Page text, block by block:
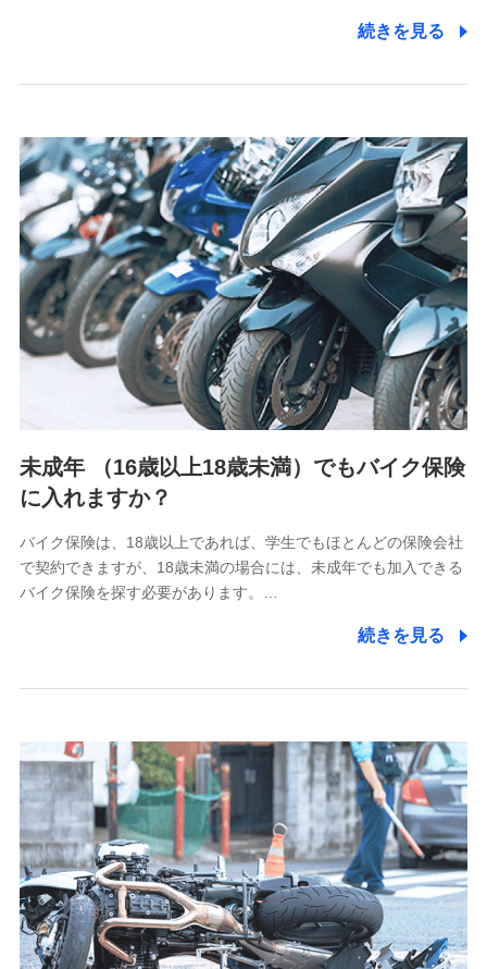
（なお、当社は複数の保険会社と取引があり、取得した個人
3.セミナー募集サイトから取得した個人情報
各種セミナーの案内、開催のため
上記に係る連絡・手続き・管理等付帯業務を行うため
4.家族・友達紹介にて取得した個人情報
被紹介者への連絡、及び当社と取引のあるもしくは委託を受
けている保険会社・提携会社の保険その他に関する情報を提
供し、金融商品等の契約を勧奨するため
アンケートやキャンペーン等の実施のため
上記に係る連絡・手続き・管理等付帯業務を行うため
5.通話録音にて取得する情報
電話対応の品質向上およびお問合せ内容の正確な把握のため
6.採用応募者の個人情報
採用選考および入社手続を実施するため
7.社員（従業者）の個人情報
退職関連処理等の各種手続きのため、当社と従業員または従
取引先としての選定業務、営業情報の提供業務、契約締結手
続き業務、取引管理業務、およびこれらに準ずる業務の遂行
のため
9.お問い合わせ情報
各種お問い合わせに対応するため
10.受託業務の 個人情報
受託業務の遂行およびこれらに準ずる業務の遂行のため
続きを見る
未成年 （16歳以上18歳未満）でもバイク保険
に入れますか？
バイク保険は、18歳以上であれば、学生でもほとんどの保険会社
で契約できますが、18歳未満の場合には、未成年でも加入できる
バイク保険を探す必要があります。…
続きを見る